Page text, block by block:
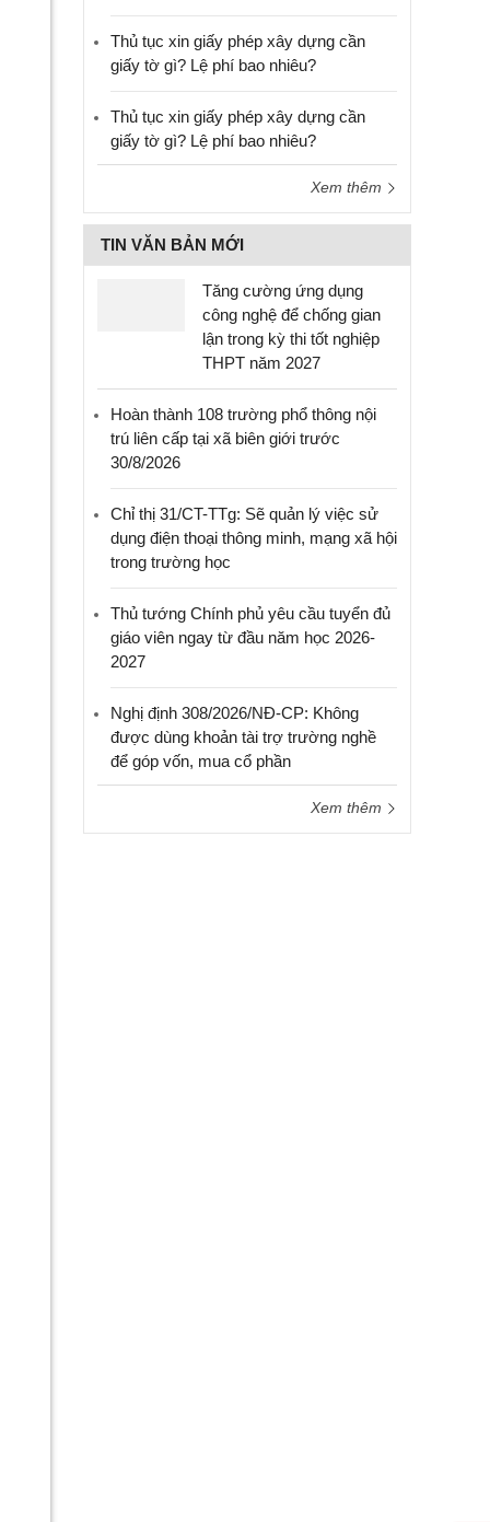
Thủ tục xin giấy phép xây dựng cần
giấy tờ gì? Lệ phí bao nhiêu?
Thủ tục xin giấy phép xây dựng cần
giấy tờ gì? Lệ phí bao nhiêu?
Xem thêm
TIN VĂN BẢN MỚI
Tăng cường ứng dụng
công nghệ để chống gian
lận trong kỳ thi tốt nghiệp
THPT năm 2027
Hoàn thành 108 trường phổ thông nội
trú liên cấp tại xã biên giới trước
30/8/2026
Chỉ thị 31/CT-TTg: Sẽ quản lý việc sử
dụng điện thoại thông minh, mạng xã hội
trong trường học
Thủ tướng Chính phủ yêu cầu tuyển đủ
giáo viên ngay từ đầu năm học 2026-
2027
Nghị định 308/2026/NĐ-CP: Không
được dùng khoản tài trợ trường nghề
để góp vốn, mua cổ phần
Xem thêm